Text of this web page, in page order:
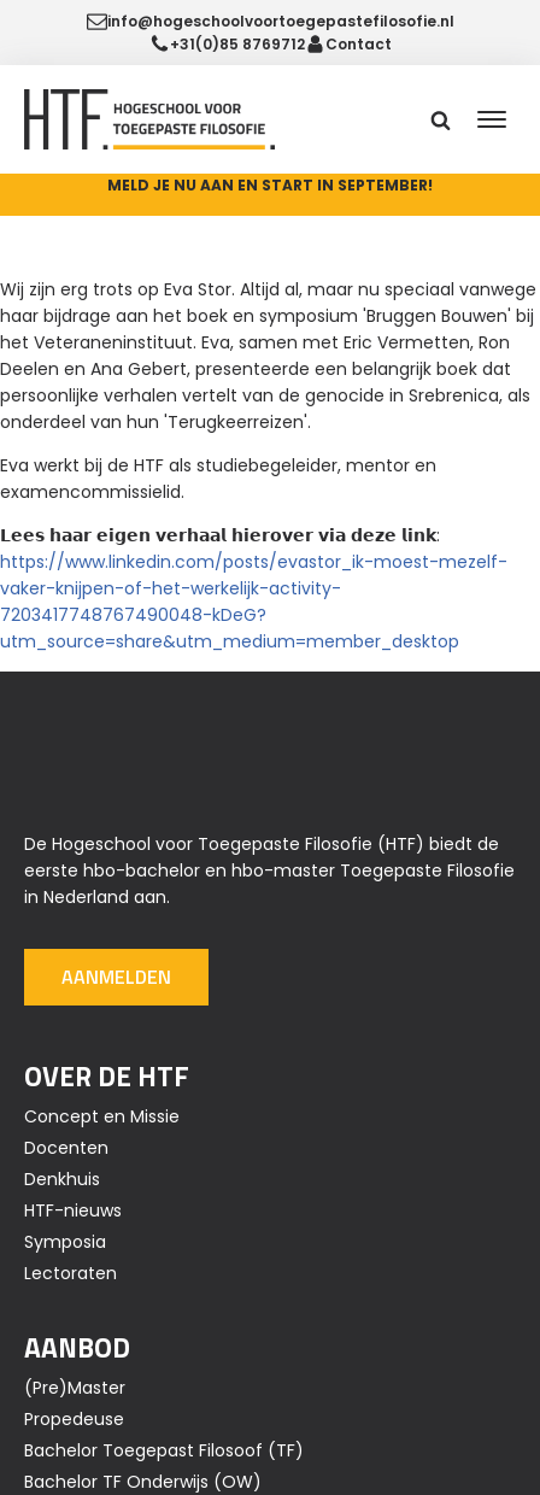
info@hogeschoolvoortoegepastefilosofie.nl
+31(0)85 8769712
Contact
MELD JE NU AAN EN START IN SEPTEMBER!
Wij zijn erg trots op Eva Stor. Altijd al, maar nu speciaal vanwege
haar bijdrage aan het boek en symposium 'Bruggen Bouwen' bij
het Veteraneninstituut. Eva, samen met Eric Vermetten, Ron
Deelen en Ana Gebert, presenteerde een belangrijk boek dat
persoonlijke verhalen vertelt van de genocide in Srebrenica, als
onderdeel van hun 'Terugkeerreizen'.
Eva werkt bij de HTF als studiebegeleider, mentor en
examencommissielid.
𝗟𝗲𝗲𝘀 𝗵𝗮𝗮𝗿 𝗲𝗶𝗴𝗲𝗻 𝘃𝗲𝗿𝗵𝗮𝗮𝗹 𝗵𝗶𝗲𝗿𝗼𝘃𝗲𝗿 𝘃𝗶𝗮 𝗱𝗲𝘇𝗲 𝗹𝗶𝗻𝗸:
https://www.linkedin.com/posts/evastor_ik-moest-mezelf-
vaker-knijpen-of-het-werkelijk-activity-
7203417748767490048-kDeG?
utm_source=share&utm_medium=member_desktop
De Hogeschool voor Toegepaste Filosofie (HTF) biedt de
eerste hbo-bachelor en hbo-master Toegepaste Filosofie
in Nederland aan.
AANMELDEN
OVER DE HTF
Concept en Missie
Docenten
Denkhuis
HTF-nieuws
Symposia
Lectoraten
AANBOD
(Pre)Master
Propedeuse
Bachelor Toegepast Filosoof (TF)
Bachelor TF Onderwijs (OW)